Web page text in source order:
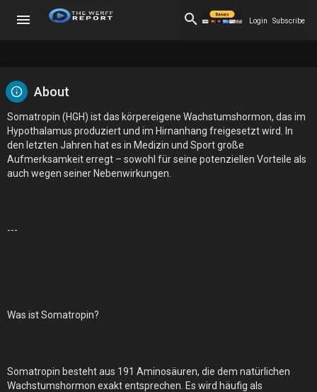
Login Subscribe
About
Somatropin (HGH) ist das körpereigene Wachstumshormon, das im
Hypothalamus produziert und im Hirnanhang freigesetzt wird. In
den letzten Jahren hat es in Medizin und Sport große
Aufmerksamkeit erregt – sowohl für seine potenziellen Vorteile als
auch wegen seiner Nebenwirkungen.
---
Was ist Somatropin?
Somatropin besteht aus 191 Aminosäuren, die dem natürlichen
Wachstumshormon exakt entsprechen. Es wird häufig als